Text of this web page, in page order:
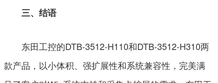
三、结语
东田工控的DTB-3512-H110和DTB-3512-H310两
款产品，以小体积、强扩展性和系统兼容性，完美满